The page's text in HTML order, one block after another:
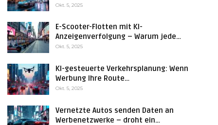
Okt. 5, 2025
E-Scooter-Flotten mit KI-
Anzeigenverfolgung – Warum jede…
Okt. 5, 2025
KI-gesteuerte Verkehrsplanung: Wenn
Werbung Ihre Route…
Okt. 5, 2025
Vernetzte Autos senden Daten an
Werbenetzwerke – droht ein…